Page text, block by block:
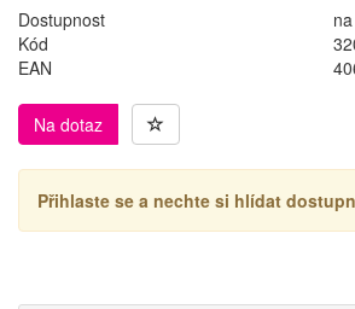
Dostupnost
Kód
EAN
Na dotaz
Přihlaste se a nechte si hlídat